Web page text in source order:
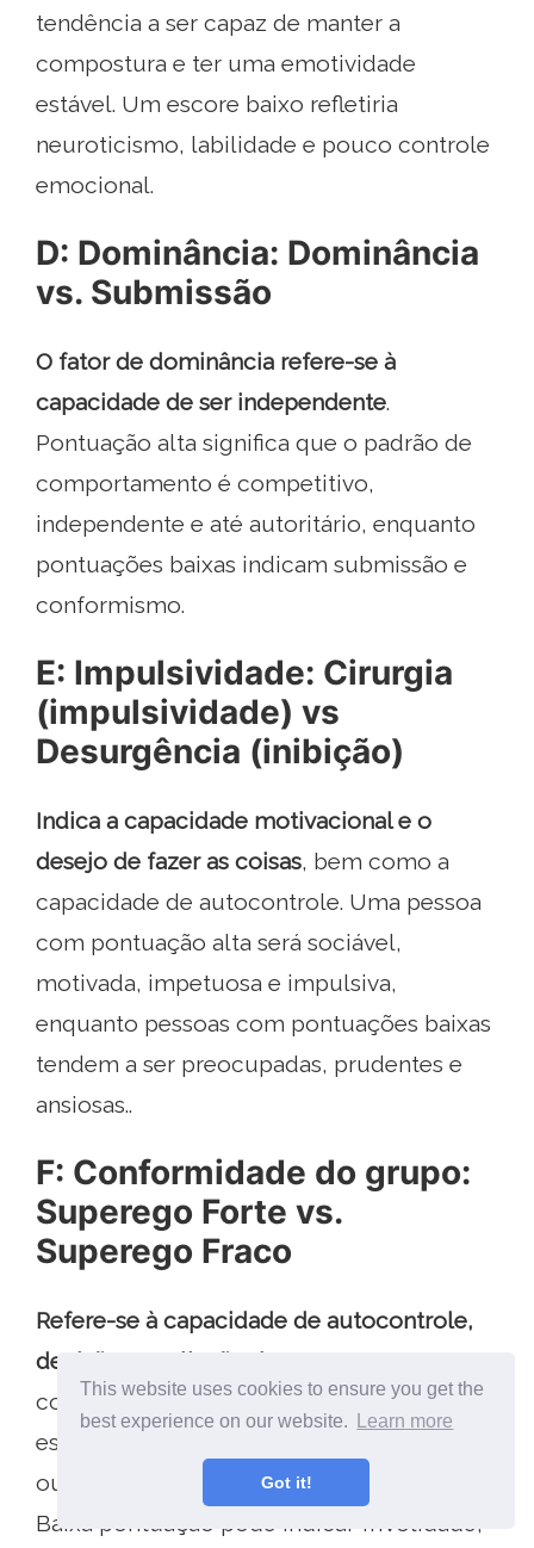
This website uses cookies to ensure you get the
best experience on our website.
Learn more
Got it!
tendência a ser capaz de manter a
compostura e ter uma emotividade
estável. Um escore baixo refletiria
neuroticismo, labilidade e pouco controle
emocional.
D: Dominância: Dominância
vs. Submissão
O fator de dominância refere-se à
capacidade de ser independente.
Pontuação alta significa que o padrão de
comportamento é competitivo,
independente e até autoritário, enquanto
pontuações baixas indicam submissão e
conformismo.
E: Impulsividade: Cirurgia
(impulsividade) vs
Desurgência (inibição)
Indica a capacidade motivacional e o
desejo de fazer as coisas, bem como a
capacidade de autocontrole. Uma pessoa
com pontuação alta será sociável,
motivada, impetuosa e impulsiva,
enquanto pessoas com pontuações baixas
tendem a ser preocupadas, prudentes e
ansiosas..
F: Conformidade do grupo:
Superego Forte vs.
Superego Fraco
Refere-se à capacidade de autocontrole,
decisão e avaliação de outros
com pontuação alta será determinada,
estável, comprometida e valorizará os
outros, mas não será eliminada por eles.
Baixa pontuação pode indicar frivolidade,